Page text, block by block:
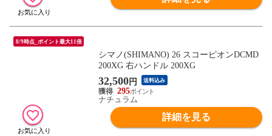
8/9時点_ポイント最大11倍
シマノ(SHIMANO) 26 スコーピオンDCMD
200XG 右ハンドル 200XG
32,500円 送料込み
295
ナチュラム
詳細を見る